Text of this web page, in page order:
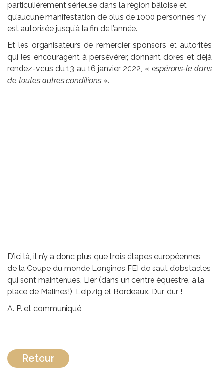
particulièrement sérieuse dans la région bâloise et
qu’aucune manifestation de plus de 1000 personnes n’y
est autorisée jusqu’à la fin de l’année.
Et les organisateurs de remercier sponsors et autorités
qui les encouragent à persévérer, donnant dores et déjà
rendez-vous du 13 au 16 janvier 2022, « espérons-le dans
de toutes autres conditions ».
D’ici là, il n’y a donc plus que trois étapes européennes
de la Coupe du monde Longines FEI de saut d’obstacles
qui sont maintenues, Lier (dans un centre équestre, à la
place de Malines!), Leipzig et Bordeaux. Dur, dur !
A. P. et communiqué
Retour